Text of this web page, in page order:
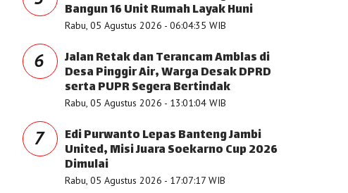
Bangun 16 Unit Rumah Layak Huni
Rabu, 05 Agustus 2026 - 06:04:35 WIB
6 Jalan Retak dan Terancam Amblas di
Desa Pinggir Air, Warga Desak DPRD
serta PUPR Segera Bertindak
Rabu, 05 Agustus 2026 - 13:01:04 WIB
7 Edi Purwanto Lepas Banteng Jambi
United, Misi Juara Soekarno Cup 2026
Dimulai
Rabu, 05 Agustus 2026 - 17:07:17 WIB